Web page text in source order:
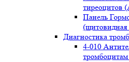
Панель
(щитовидная
Диагностика
4-010